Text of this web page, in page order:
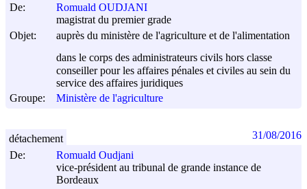
De:
Romuald OUDJANI
magistrat du premier grade
Objet:
auprès du ministère de l'agriculture et de l'alimentation
dans le corps des administrateurs civils hors classe
conseiller pour les affaires pénales et civiles au sein du
service des affaires juridiques
Groupe:
Ministère de l'agriculture
De:
Romuald Oudjani
vice-président au tribunal de grande instance de
Bordeaux
détachement 31/08/2016